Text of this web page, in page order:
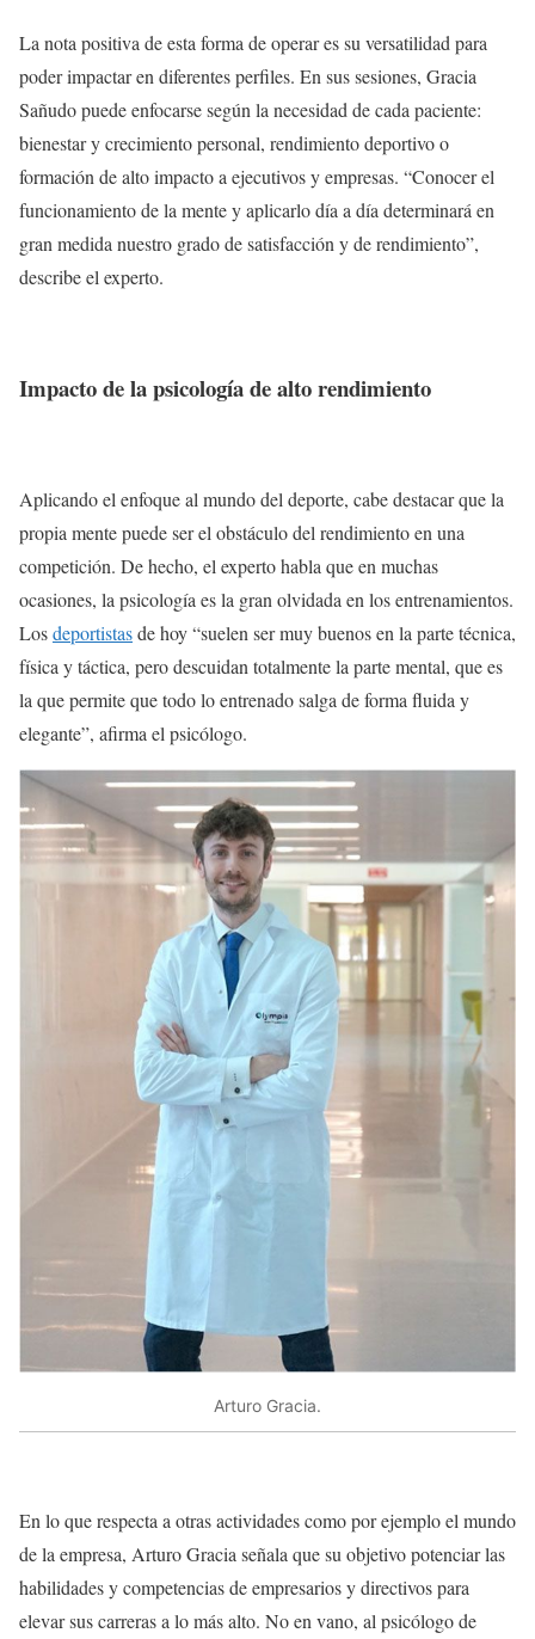
La nota positiva de esta forma de operar es su versatilidad para
poder impactar en diferentes perfiles. En sus sesiones, Gracia
Sañudo puede enfocarse según la necesidad de cada paciente:
bienestar y crecimiento personal, rendimiento deportivo o
formación de alto impacto a ejecutivos y empresas. “Conocer el
funcionamiento de la mente y aplicarlo día a día determinará en
gran medida nuestro grado de satisfacción y de rendimiento”,
describe el experto.
Impacto de la psicología de alto rendimiento
Aplicando el enfoque al mundo del deporte, cabe destacar que la
propia mente puede ser el obstáculo del rendimiento en una
competición. De hecho, el experto habla que en muchas
ocasiones, la psicología es la gran olvidada en los entrenamientos.
Losdeportistasde hoy “suelen ser muy buenos en la parte técnica,
física y táctica, pero descuidan totalmente la parte mental, que es
la que permite que todo lo entrenado salga de forma fluida y
elegante”, afirma el psicólogo.
Arturo Gracia.
En lo que respecta a otras actividades como por ejemplo el mundo
de la empresa, Arturo Gracia señala que su objetivo potenciar las
habilidades y competencias de empresarios y directivos para
elevar sus carreras a lo más alto. No en vano, al psicólogo de